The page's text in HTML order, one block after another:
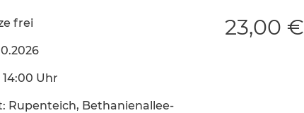
frei
14:00 Uhr
Rupenteich, Bethanienallee-
23,00 €